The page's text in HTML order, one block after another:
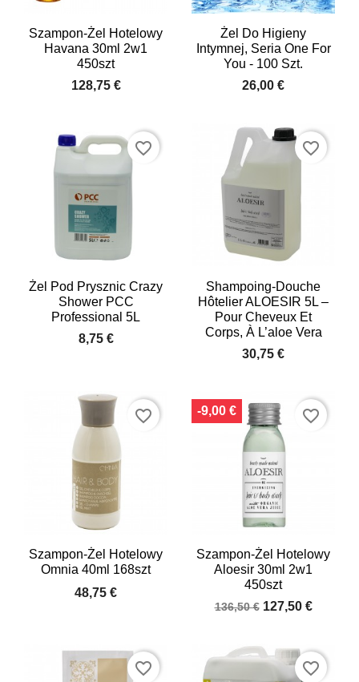
Szampon-Żel Hotelowy
Havana 30ml 2w1
450szt
128,75 €
Żel Do Higieny
Intymnej, Seria One For
You - 100 Szt.
26,00 €
Żel Pod Prysznic Crazy
Shower PCC
Professional 5L
8,75 €
favorite_border
Shampoing-Douche
Hôtelier ALOESIR 5L –
Pour Cheveux Et
Corps, À L’aloe Vera
30,75 €
favorite_border
Szampon-Żel Hotelowy
Omnia 40ml 168szt
48,75 €
favorite_border
Szampon-Żel Hotelowy
Aloesir 30ml 2w1
450szt
136,50 € 127,50 €
-9,00 € favorite_border
favorite_border favorite_border